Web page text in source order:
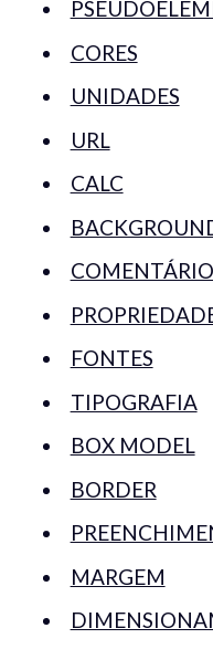
CORES
UNIDADES
URL
CALC
FONTES
TIPOGRAFIA
BOX MODEL
BORDER
MARGEM